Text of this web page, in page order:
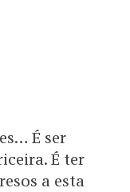
É ser
É ter
a esta